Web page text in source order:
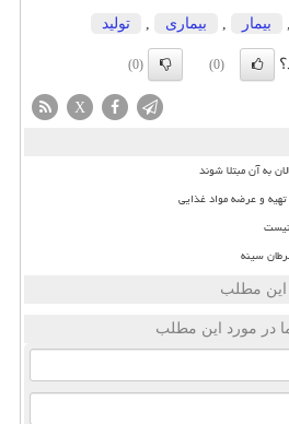
بیمار بیماری تولید
(0)
(0)
X
به آن مبتلا شوند
و عرضه مواد غذایی
سینه
این مطلب
در مورد این مطلب